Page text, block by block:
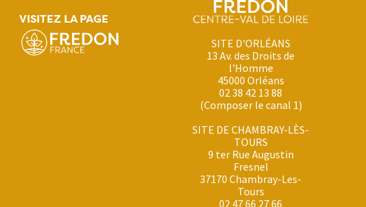
VISITEZ LA PAGE
SITE D'ORLÉANS
13 Av. des Droits de
l'Homme
45000 Orléans
02 38 42 13 88
(Composer le canal 1)
SITE DE CHAMBRAY-LÈS-
TOURS
9 ter Rue Augustin
Fresnel
37170 Chambray-Les-
Tours
02 47 66 27 66